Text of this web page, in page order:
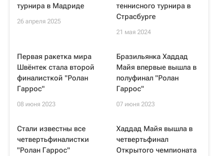
турнира в Мадриде
26 апреля 2025
теннисного турнира в
Страсбурге
21 мая 2024
Первая ракетка мира
Швёнтек стала второй
финалисткой "Ролан
Гаррос"
08 июня 2023
Бразильянка Хаддад
Майя впервые вышла в
полуфинал "Ролан
Гаррос"
07 июня 2023
Стали известны все
четвертьфиналистки
"Ролан Гаррос"
Хаддад Майя вышла в
четвертьфинал
Открытого чемпионата